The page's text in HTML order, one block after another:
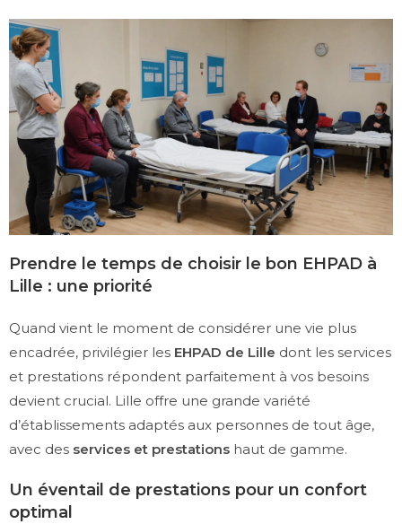
Prendre le temps de choisir le bon EHPAD à
Lille : une priorité
Quand vient le moment de considérer une vie plus
encadrée, privilégier les EHPAD de Lille dont les services
et prestations répondent parfaitement à vos besoins
devient crucial. Lille offre une grande variété
d’établissements adaptés aux personnes de tout âge,
avec des services et prestations haut de gamme.
Un éventail de prestations pour un confort
optimal